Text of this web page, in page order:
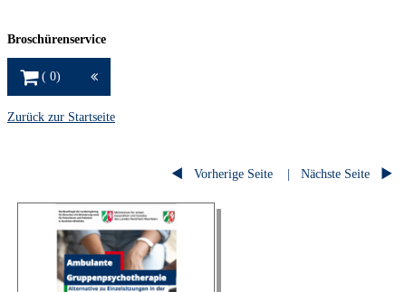
Broschürenservice
Schaltfläche
0
Zurück zur Startseite
Vorherige Seite Nächste Seite